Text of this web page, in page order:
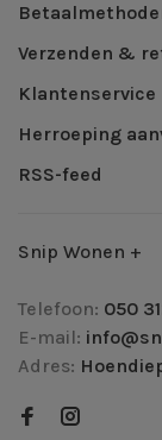
Verzenden &
Klantenservice
Herroeping
RSS-feed
Snip Wonen +
Telefoon: 050
E-mail:
Adres: